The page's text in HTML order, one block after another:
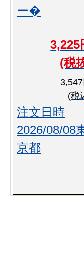
ー�
3,225
(税
3,547
(税
注文日時
2026/08/08
京都